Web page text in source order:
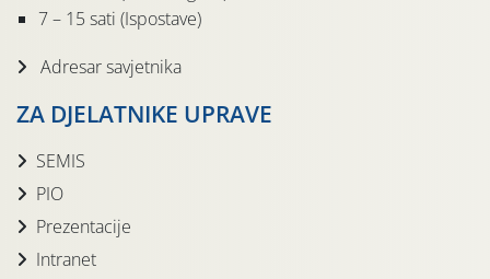
7 – 15 sati (Ispostave)
Adresar savjetnika
ZA DJELATNIKE UPRAVE
SEMIS
PIO
Prezentacije
Intranet